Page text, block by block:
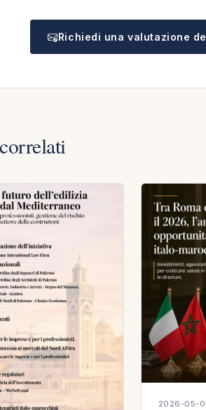
Richiedi una valutazione
2026-05-